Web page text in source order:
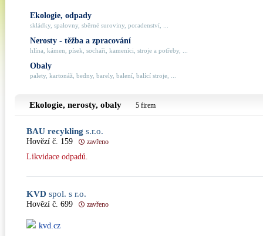
Ekologie, odpady
skládky, spalovny, sběrné suroviny, poradenství, ...
Nerosty - těžba a zpracování
hlína, kámen, písek, sochaři, kameníci, stroje a potřeby, ...
Obaly
palety, kartonáž, bedny, barely, balení, balící stroje, ...
Ekologie, nerosty, obaly 5 firem
BAU recykling s.r.o.
Hovězí č. 159 zavřeno
Likvidace odpadů.
KVD spol. s r.o.
Hovězí č. 699 zavřeno
kvd.cz